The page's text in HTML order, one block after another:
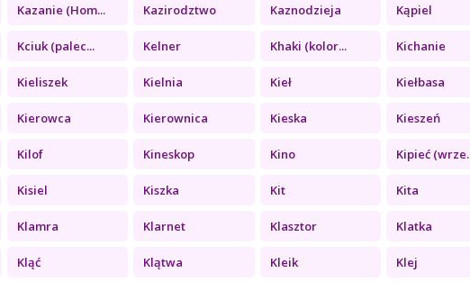
Kazanie (Hom... Kazirodztwo Kaznodzieja Kąpiel
Kciuk (palec... Kelner Khaki (kolor... Kichanie
Kieliszek Kielnia Kieł Kiełbasa
Kierowca Kierownica Kieska Kieszeń
Kilof Kineskop Kino Kipieć
Kisiel Kiszka Kit Kita
Klamra Klarnet Klasztor Klatka
Kląć Klątwa Kleik Klej